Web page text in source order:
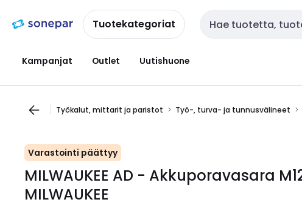
navigointiinsisältöönTuotekategoriat Haku
Kampanjat Outlet Uutishuone
Työkalut, mittarit ja paristot Työ-, turva- ja tunnusvälineet
Varastointi päättyy
MILWAUKEE AD - Akkuporavasara
MILWAUKEE